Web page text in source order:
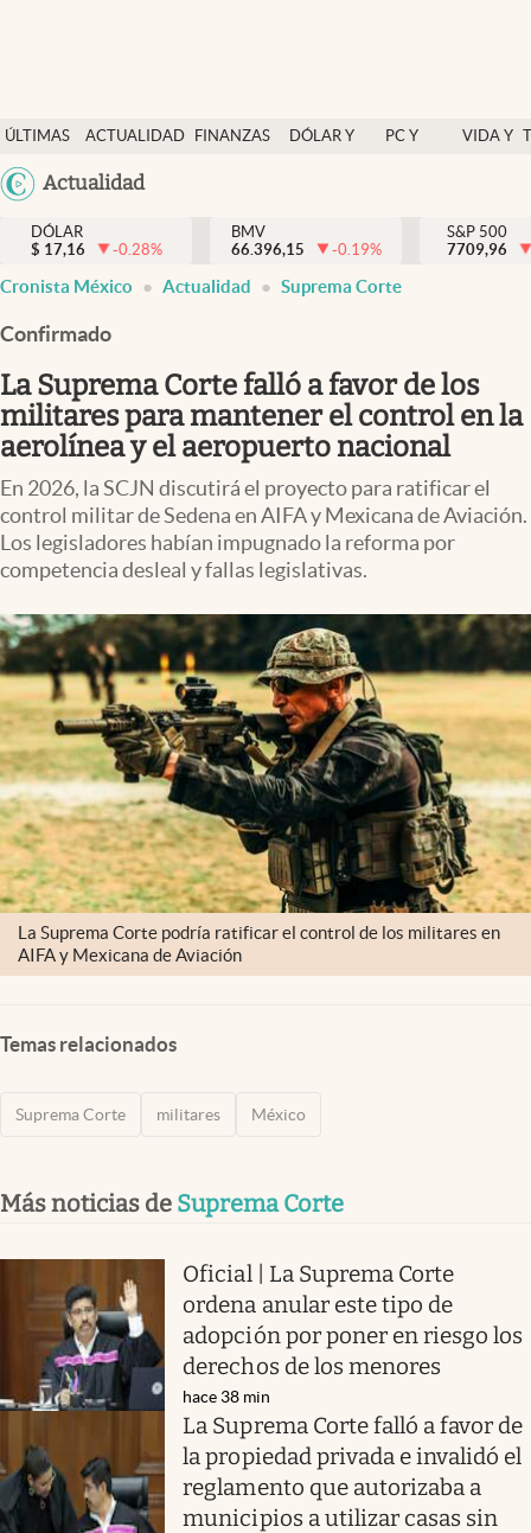
ÚLTIMAS
NOTICIAS
ACTUALIDAD
FINANZAS
DÓLAR Y
PC Y
VIDA Y
México
Actualidad
Actualidad
Finanzas y economía
Dólar y mercados
Pc y celular
Vida y estilo
Tv
Clima
Mediakit
abre en nueva pestaña
México
DÓLAR
$ 17,16 -0.28%
BMV
66.396,15
-0.19%
S&P 500
7709,96
Cronista México Actualidad Suprema Corte
Confirmado
La Suprema Corte falló a favor de los
militares para mantener el control en la
aerolínea y el aeropuerto nacional
En 2026, la SCJN discutirá el proyecto para ratificar el
control militar de Sedena en AIFA y Mexicana de Aviación.
Los legisladores habían impugnado la reforma por
competencia desleal y fallas legislativas.
La Suprema Corte podría ratificar el control de los militares en
AIFA y Mexicana de Aviación
Temas relacionados
Suprema Corte militares México
Más noticias de Suprema Corte
Oficial | La Suprema Corte
ordena anular este tipo de
adopción por poner en riesgo los
derechos de los menores
hace 38 min
La Suprema Corte falló a favor de
la propiedad privada e invalidó el
reglamento que autorizaba a
municipios a utilizar casas sin